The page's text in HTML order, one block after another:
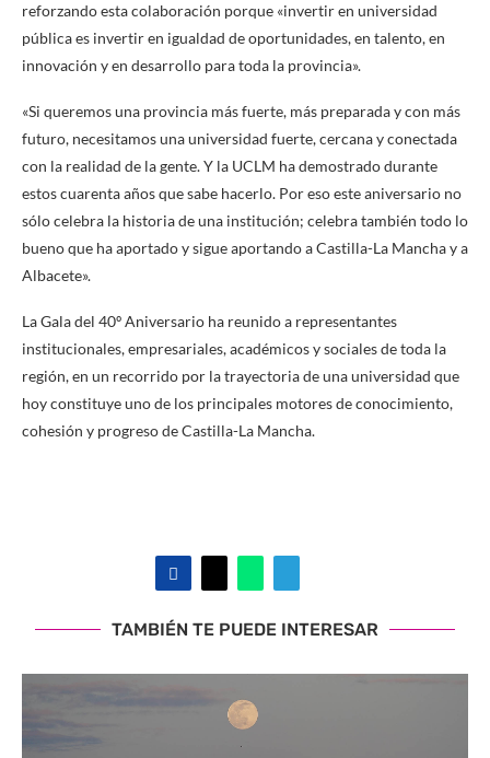
reforzando esta colaboración porque «invertir en universidad
pública es invertir en igualdad de oportunidades, en talento, en
innovación y en desarrollo para toda la provincia».
«Si queremos una provincia más fuerte, más preparada y con más
futuro, necesitamos una universidad fuerte, cercana y conectada
con la realidad de la gente. Y la UCLM ha demostrado durante
estos cuarenta años que sabe hacerlo. Por eso este aniversario no
sólo celebra la historia de una institución; celebra también todo lo
bueno que ha aportado y sigue aportando a Castilla-La Mancha y a
Albacete».
La Gala del 40º Aniversario ha reunido a representantes
institucionales, empresariales, académicos y sociales de toda la
región, en un recorrido por la trayectoria de una universidad que
hoy constituye uno de los principales motores de conocimiento,
cohesión y progreso de Castilla-La Mancha.
TAMBIÉN TE PUEDE INTERESAR